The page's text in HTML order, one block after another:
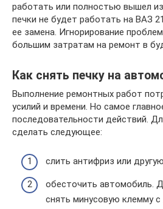
работать или полностью вышел
печки не будет работать на ВАЗ
ее замена. Игнорирование
большим затратам на ремонт в
Как снять печку на
Выполнение ремонтных работ
усилий и времени. Но самое
последовательности действий.
сделать следующее:
слить антифриз или
обесточить автомобиль.
снять минусовую клемму